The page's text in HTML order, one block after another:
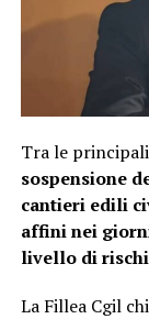
Tra le
sospensione
cantieri edili
affini nei
livello di
La Fillea Cgil